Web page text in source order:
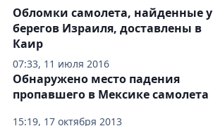
07:33, 11 июля 2016
Обломки самолета, найденные у
берегов Израиля, доставлены в
Каир
15:19, 17 октября 2013
Обнаружено место падения
пропавшего в Мексике самолета